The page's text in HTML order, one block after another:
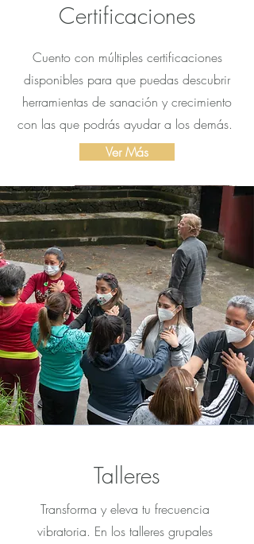
Certificaciones
Cuento con múltiples certificaciones
disponibles para que puedas descubrir
herramientas de sanación y crecimiento
con las que podrás ayudar a los demás.
Ver Más
Talleres
Transforma y eleva tu frecuencia
vibratoria. En los talleres grupales